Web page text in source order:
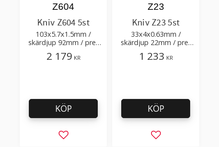
Kniv Z604 5st
103x5.7x1.5mm /
skärdjup 92mm / pre-
cut 3.8+0.02xTm /
skärvinkel 45°
Z604
2 179 KR
Lägg till i favoriter
KÖP
Kniv Z23 5st
33x4x0.63mm /
skärdjup 22mm / pre-
cut 1.8+0.1xTm /
skärvinkel 45° 84.5°
Z23
1 233 KR
Lägg till i
KÖP